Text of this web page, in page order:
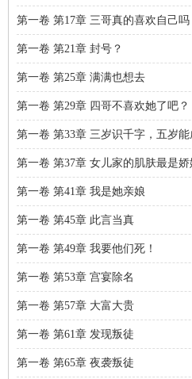
第一卷 第17章 三哥真的喜欢自己吗
第一卷 第21章 封号？
第一卷 第25章 满满也想去
第一卷 第29章 四哥不喜欢她了吧？
第一卷 第33章 三岁识千字，五岁能
第一卷 第37章 女儿家的肌肤最是娇
第一卷 第41章 我是她亲娘
第一卷 第45章 此言当真
第一卷 第49章 我要他们死！
第一卷 第53章 宫宴除名
第一卷 第57章 大富大贵
第一卷 第61章 发现叛徒
第一卷 第65章 夜袭叛徒